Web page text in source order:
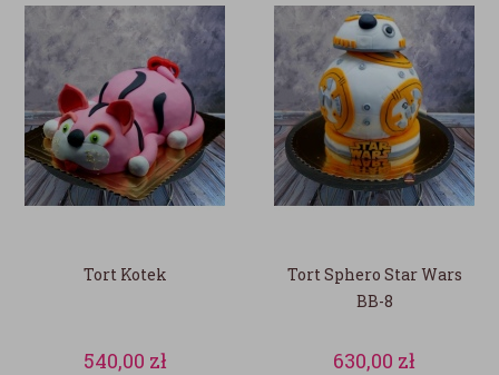
Tort Kotek
540,00 zł
Tort Sphero Star Wars
BB-8
630,00 zł